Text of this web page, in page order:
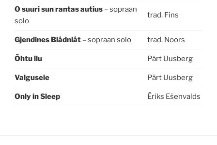
O suuri sun rantas autius – sopraan
solo
trad. Fins
Gjendines Blådnlåt – sopraan solo trad. Noors
Õhtu ilu Pärt Uusberg
Valgusele Pärt Uusberg
Only in Sleep Ēriks Ešenvalds